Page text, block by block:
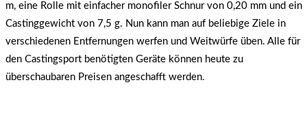
m, eine Rolle mit einfacher monofiler Schnur von 0,20 mm und ein
Castinggewicht von 7,5 g. Nun kann man auf beliebige Ziele in
verschiedenen Entfernungen werfen und Weitwürfe üben. Alle für
den Castingsport benötigten Geräte können heute zu
überschaubaren Preisen angeschafft werden.